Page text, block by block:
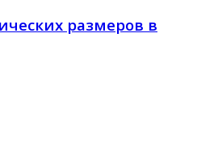
размеров в